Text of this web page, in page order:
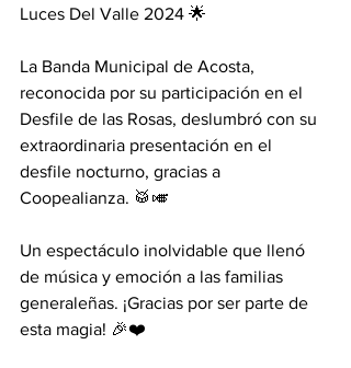
Luces Del Valle 2024 🌟
La Banda Municipal de Acosta,
reconocida por su participación en el
Desfile de las Rosas, deslumbró con su
extraordinaria presentación en el
desfile nocturno, gracias a
Coopealianza. 🥁🎺
Un espectáculo inolvidable que llenó
de música y emoción a las familias
generaleñas. ¡Gracias por ser parte de
esta magia! 🎉❤️